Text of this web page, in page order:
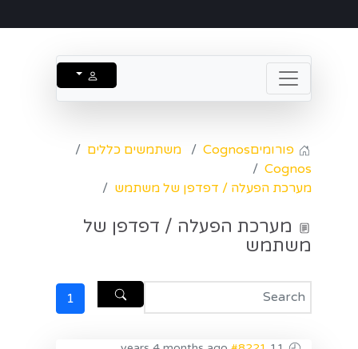
פורומיםCognos
משתמשים כללים
Cognos
מערכת הפעלה / דפדפן של משתמש
מערכת הפעלה / דפדפן של
משתמש
1